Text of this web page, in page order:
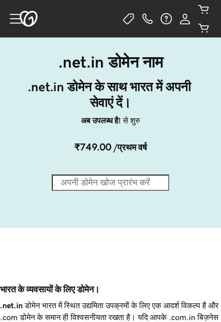
.net.in डोमेन नाम
.net.in डोमेन के साथ भारत में अपनी
सेवाएं दें।
अब उपलब्ध है!से शुरु
₹749.00 /प्रथम वर्ष
भारत के व्यवसायों के लिए डोमेन।
.net.inडोमेन भारत में स्थित उद्यमिता उपक्रमों के लिए एक आदर्श विकल्प है और
.com डोमेन के समान ही विश्वसनीयता रखता है। यदि आपके .com.in बिज़नेस